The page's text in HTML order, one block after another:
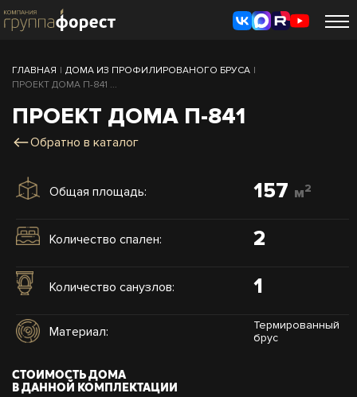
ГЛАВНАЯ | ДОМА ИЗ ПРОФИЛИРОВАНОГО БРУСА |
ПРОЕКТ ДОМА П-841 ...
ПРОЕКТ ДОМА П-841
Обратно в каталог
Общая площадь: 157 м2
Количество спален: 2
Количество санузлов: 1
Материал:
Термированный
брус
СТОИМОСТЬ ДОМА
В ДАННОЙ КОМПЛЕКТАЦИИ